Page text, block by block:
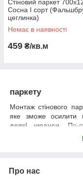
Стіновий паркет
Сосна І сорт
цеглинка)
Немає в наявності
459 ₴/кв.м
паркету
Монтаж стінового
яке зможе осилити
деякі нюанси . По-
матеріал, щоб він
положенні близько
Про нас